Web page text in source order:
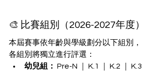
🎨 比賽組別（2026-2027年度）
本屆賽事依年齡與學級劃分以下組別，
各組別將獨立進行評選：
幼兒組： Pre-N ｜ K.1 ｜ K.2 ｜ K.3